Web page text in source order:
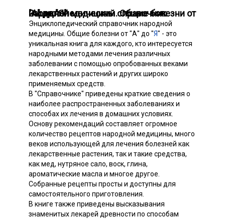
Энциклопедический справочник народной медицины. Общие болезни от "А" до "Я"
Энциклопедический справочник народной
медицины. Общие болезни от "А" до "Я" - это
уникальная книга для каждого, кто интересуется
народными методами лечения различных
заболевании с помощью опробованных веками
лекарственных растений и других широко
применяемых средств.
В "Справочнике" приведены краткие сведения о
наиболее распространенных заболеваниях и
способах их лечения в домашних условиях.
Основу рекомендаций составляет огромное
количество рецептов народной медицины, много
веков использующей для лечения болезней как
лекарственные растения, так и такие средства,
как мед, нутряное сало, воск, глина,
ароматические масла и многое другое.
Собранные рецепты просты и доступны для
самостоятельного приготовления.
В книге также приведены высказывания
знаменитых лекарей древности по способам